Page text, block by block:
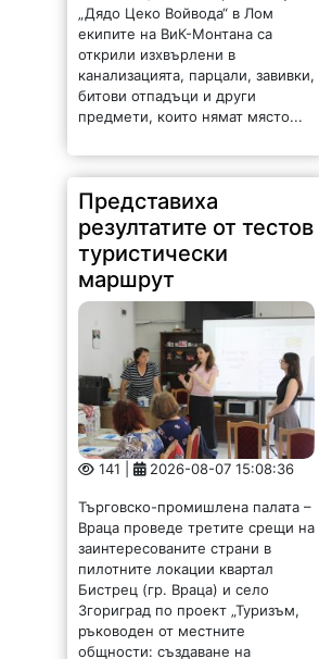
„Дядо Цеко Войвода“ в Лом
екипите на ВиК-Монтана са
открили изхвърлени в
канализацията, парцали, завивки,
битови отпадъци и други
предмети, които нямат място...
Представиха
резултатите от тестов
туристически
маршрут
141 | 2026-08-07 15:08:36
Търговско-промишлена палата –
Враца проведе третите срещи на
заинтересованите страни в
пилотните локации квартал
Бистрец (гр. Враца) и село
Згориград по проект „Туризъм,
ръководен от местните
общности: създаване на